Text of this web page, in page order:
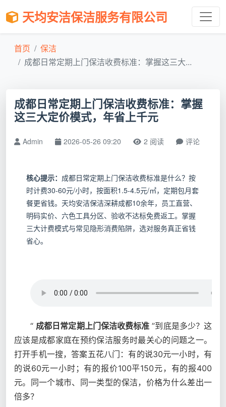
天均安洁保洁服务有限公司
首页
保洁
成都日常定期上门保洁收费标准：掌握这三大...
成都日常定期上门保洁收费标准：掌握
这三大定价模式，年省上千元
Admin 2026-05-26 09:20 2 阅读 评论
核心提示： 成都日常定期上门保洁收费标准是什么？按
时计费30-60元/小时，按面积1.5-4.5元/㎡，定期包月套
餐更省钱。天均安洁保洁深耕成都10余年，员工直营、
明码实价、六色工具分区、验收不达标免费返工。掌握
三大计费模式与常见隐形消费陷阱，选对服务真正省钱
省心。
“ 成都日常定期上门保洁收费标准 ”到底是多少？这
应该是成都家庭在预约保洁服务时最关心的问题之一。
打开手机一搜，答案五花八门：有的说30元一小时，有
的说60元一小时；有的报价100平150元，有的报400
元。同一个城市、同一类型的保洁，价格为什么差出一
倍多？